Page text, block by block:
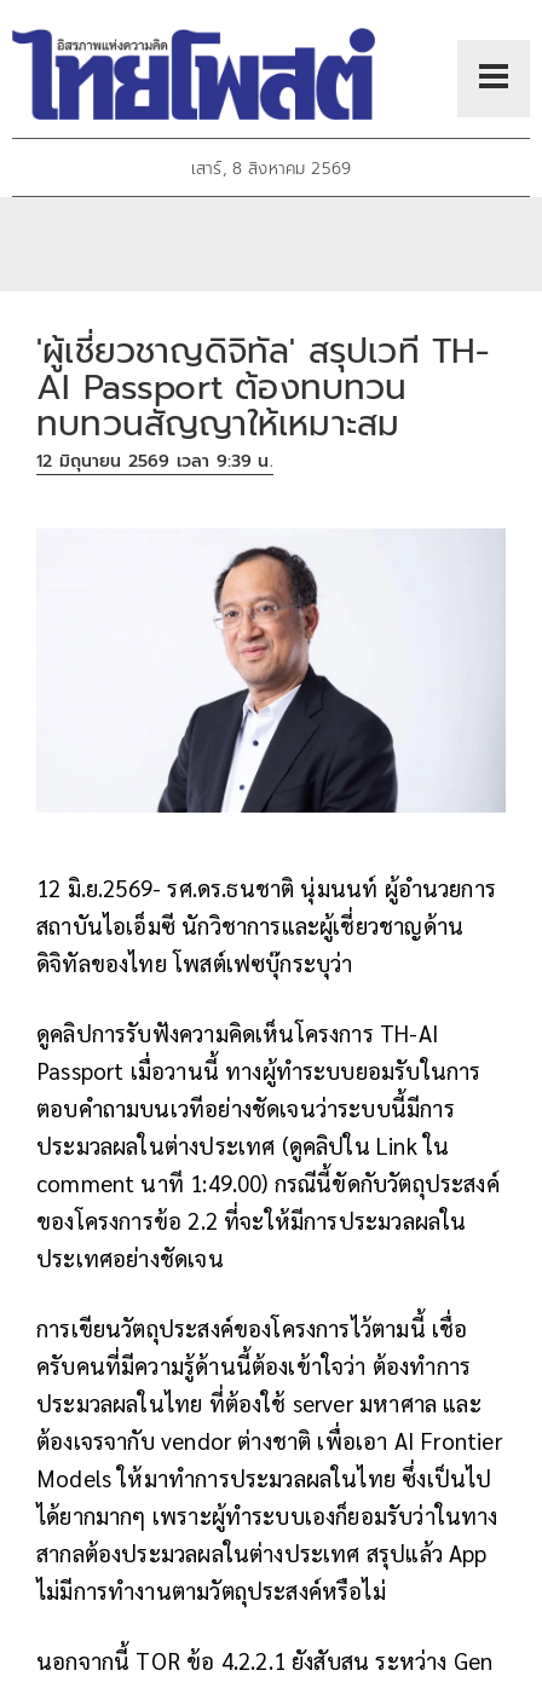
เสาร์, 8 สิงหาคม 2569
'ผู้เชี่ยวชาญดิจิทัล' สรุปเวที TH-
AI Passport ต้องทบทวน
ทบทวนสัญญาให้เหมาะสม
12 มิถุนายน 2569 เวลา 9:39 น.
12 มิ.ย.2569- รศ.ดร.ธนชาติ นุ่มนนท์ ผู้อำนวยการ
สถาบันไอเอ็มซี นักวิชาการและผู้เชี่ยวชาญด้าน
ดิจิทัลของไทย โพสต์เฟซบุ๊กระบุว่า
ดูคลิปการรับฟังความคิดเห็นโครงการ TH-AI
Passport เมื่อวานนี้ ทางผู้ทำระบบยอมรับในการ
ตอบคำถามบนเวทีอย่างชัดเจนว่าระบบนี้มีการ
ประมวลผลในต่างประเทศ (ดูคลิปใน Link ใน
comment นาที 1:49.00) กรณีนี้ขัดกับวัตถุประสงค์
ของโครงการข้อ 2.2 ที่จะให้มีการประมวลผลใน
ประเทศอย่างชัดเจน
การเขียนวัตถุประสงค์ของโครงการไว้ตามนี้ เชื่อ
ครับคนที่มีความรู้ด้านนี้ต้องเข้าใจว่า ต้องทำการ
ประมวลผลในไทย ที่ต้องใช้ server มหาศาล และ
ต้องเจรจากับ vendor ต่างชาติ เพื่อเอา AI Frontier
Models ให้มาทำการประมวลผลในไทย ซึ่งเป็นไป
ได้ยากมากๆ เพราะผู้ทำระบบเองก็ยอมรับว่าในทาง
สากลต้องประมวลผลในต่างประเทศ สรุปแล้ว App
ไม่มีการทำงานตามวัตถุประสงค์หรือไม่
นอกจากนี้ TOR ข้อ 4.2.2.1 ยังสับสน ระหว่าง Gen